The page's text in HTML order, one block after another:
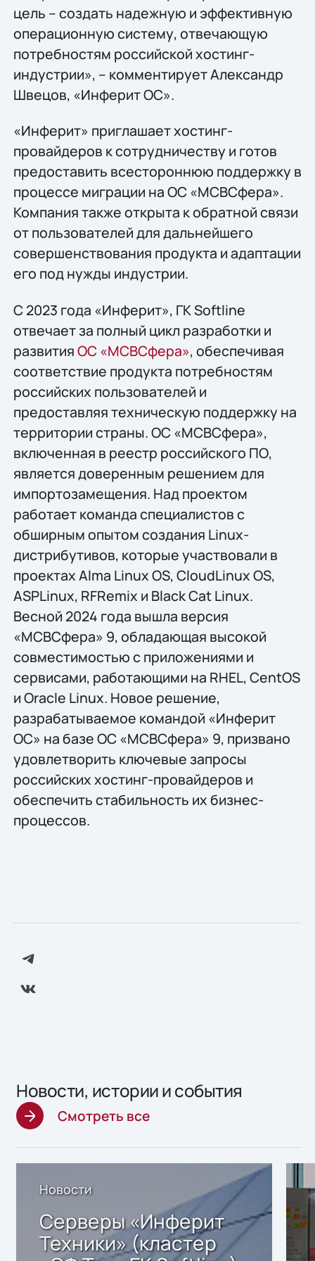
цель – создать надежную и эффективную
операционную систему, отвечающую
потребностям российской хостинг-
индустрии», – комментирует Александр
Швецов, «Инферит ОС».
«Инферит» приглашает хостинг-
провайдеров к сотрудничеству и готов
предоставить всестороннюю поддержку в
процессе миграции на ОС «МСВСфера».
Компания также открыта к обратной связи
от пользователей для дальнейшего
совершенствования продукта и адаптации
его под нужды индустрии.
С 2023 года «Инферит», ГК Softline
отвечает за полный цикл разработки и
развитияОС «МСВСфера», обеспечивая
соответствие продукта потребностям
российских пользователей и
предоставляя техническую поддержку на
территории страны. ОС «МСВСфера»,
включенная в реестр российского ПО,
является доверенным решением для
импортозамещения. Над проектом
работает команда специалистов с
обширным опытом создания Linux-
дистрибутивов, которые участвовали в
проектах Alma Linux OS, CloudLinux OS,
ASPLinux, RFRemix и Black Cat Linux.
Весной 2024 года вышла версия
«МСВСфера» 9, обладающая высокой
совместимостью с приложениями и
сервисами, работающими на RHEL, CentOS
и Oracle Linux. Новое решение,
разрабатываемое командой «Инферит
ОС» на базе ОС «МСВСфера» 9, призвано
удовлетворить ключевые запросы
российских хостинг-провайдеров и
обеспечить стабильность их бизнес-
процессов.
Новости, истории и события
Смотреть все
Новости
Серверы «Инферит
Техники» (кластер